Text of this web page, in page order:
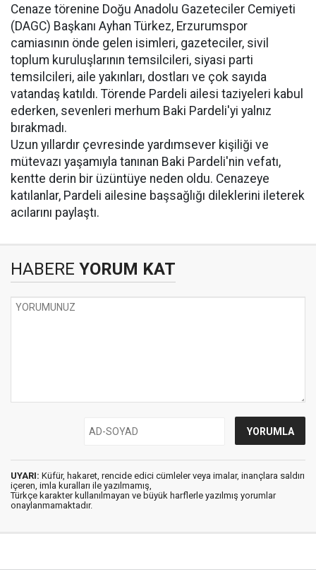
Cenaze törenine Doğu Anadolu Gazeteciler Cemiyeti
(DAGC) Başkanı Ayhan Türkez, Erzurumspor
camiasının önde gelen isimleri, gazeteciler, sivil
toplum kuruluşlarının temsilcileri, siyasi parti
temsilcileri, aile yakınları, dostları ve çok sayıda
vatandaş katıldı. Törende Pardeli ailesi taziyeleri kabul
ederken, sevenleri merhum Baki Pardeli'yi yalnız
bırakmadı.
Uzun yıllardır çevresinde yardımsever kişiliği ve
mütevazı yaşamıyla tanınan Baki Pardeli'nin vefatı,
kentte derin bir üzüntüye neden oldu. Cenazeye
katılanlar, Pardeli ailesine başsağlığı dileklerini ileterek
acılarını paylaştı.
HABERE YORUM KAT
UYARI: Küfür, hakaret, rencide edici cümleler veya imalar, inançlara saldırı
içeren, imla kuralları ile yazılmamış,
Türkçe karakter kullanılmayan ve büyük harflerle yazılmış yorumlar
onaylanmamaktadır.